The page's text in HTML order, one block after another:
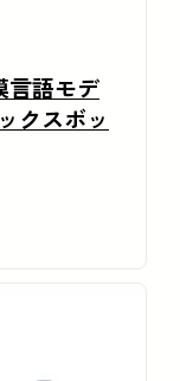
言語モデ
クスボッ